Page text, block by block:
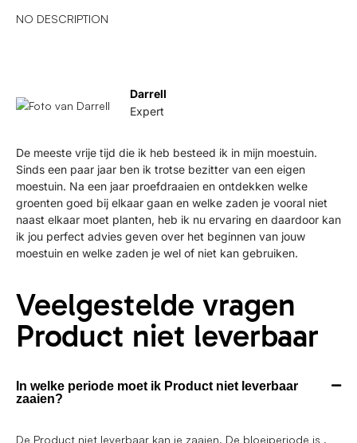
NO DESCRIPTION
Darrell
Expert
De meeste vrije tijd die ik heb besteed ik in mijn moestuin.
Sinds een paar jaar ben ik trotse bezitter van een eigen
moestuin. Na een jaar proefdraaien en ontdekken welke
groenten goed bij elkaar gaan en welke zaden je vooral niet
naast elkaar moet planten, heb ik nu ervaring en daardoor kan
ik jou perfect advies geven over het beginnen van jouw
moestuin en welke zaden je wel of niet kan gebruiken.
Veelgestelde vragen
Product niet leverbaar
In welke periode moet ik Product niet leverbaar
zaaien?
De Product niet leverbaar kan je zaaien. De bloeiperiode is .